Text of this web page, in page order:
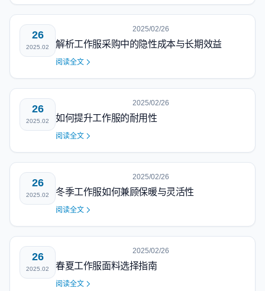
26
2025.02
2025/02/26
解析工作服采购中的隐性成本与长期效益
阅读全文
26
2025.02
2025/02/26
如何提升工作服的耐用性
阅读全文
26
2025.02
2025/02/26
冬季工作服如何兼顾保暖与灵活性
阅读全文
26
2025.02
2025/02/26
春夏工作服面料选择指南
阅读全文